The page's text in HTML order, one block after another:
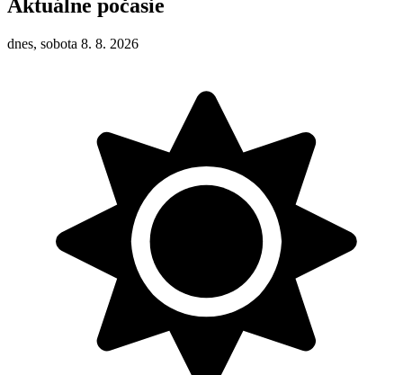
Aktuálne počasie
dnes, sobota 8. 8. 2026